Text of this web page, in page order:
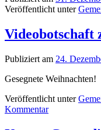
Veröffentlicht unter
Videobotschaft
Publiziert am 24.
Gesegnete Weihnachten!
Veröffentlicht unter
Kommentar